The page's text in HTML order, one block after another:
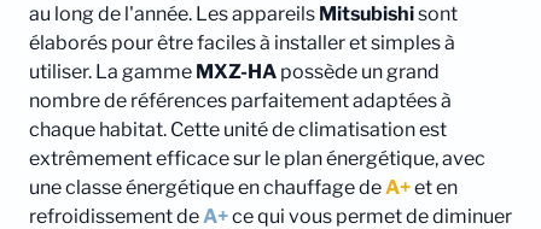
au long de l'année. Les appareils Mitsubishisont
élaborés pour être faciles à installer et simples à
utiliser. La gamme MXZ-HA possède un grand
nombre de références parfaitement adaptées à
chaque habitat. Cette unité de climatisation est
extrêmement efficace sur le plan énergétique, avec
une classe énergétique en chauffage de A+et en
refroidissement de A+ce qui vous permet de diminuer